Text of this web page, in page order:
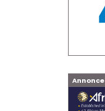
Annonce